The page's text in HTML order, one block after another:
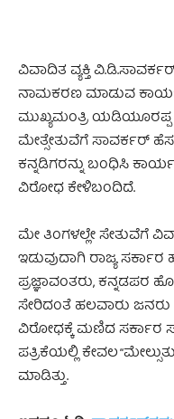
ವಿವಾದಿತ ವ್ಯಕ್ತಿ
ನಾಮಕರಣ ಮಾಡುವ
ಮುಖ್ಯಮಂತ್ರಿ ಯಡಿಯೂರಪ್ಪ
ಮೇತ್ಸೇತುವೆಗೆ ಸಾವರ್ಕರ್‌
ಕನ್ನಡಿಗರನ್ನು ಬಂಧಿಸಿ
ವಿರೋಧ ಕೇಳಿಬಂದಿದೆ.
ಮೇ ತಿಂಗಳಲ್ಲೇ ಸೇತುವೆಗೆ
ಇಡುವುದಾಗಿ ರಾಜ್ಯ ಸರ್ಕಾರ
ಪ್ರಜ್ಞಾವಂತರು, ಕನ್ನಡಪರ
ಸೇರಿದಂತೆ ಹಲವಾರು ಜನರು
ವಿರೋಧಕ್ಕೆ ಮಣಿದ ಸರ್ಕಾರ
ಪತ್ರಿಕೆಯಲ್ಲಿ ಕೇವಲ
ಮಾಡಿತ್ತು.